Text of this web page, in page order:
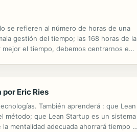
se refieren al número de horas de una
gestión del tiempo; las 168 horas de la
el tiempo, debemos centrarnos en
Eric Ries
También aprenderá : que Lean
método; que Lean Startup es un sistema
mentalidad adecuada ahorrará tiempo a